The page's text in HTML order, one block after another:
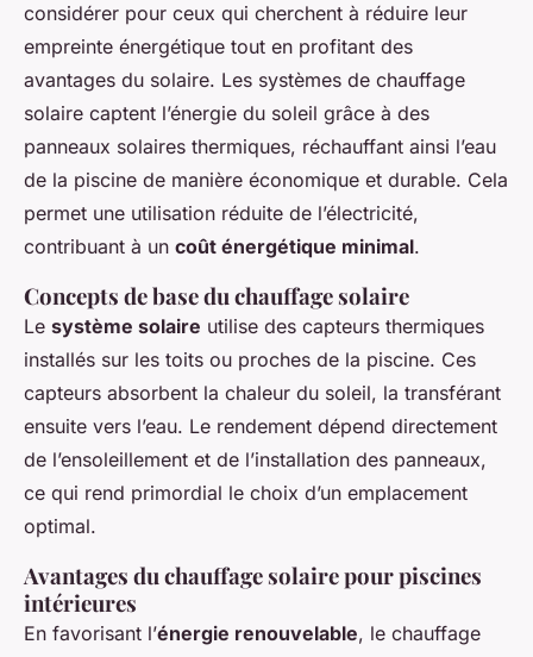
considérer pour ceux qui cherchent à réduire leur
empreinte énergétique tout en profitant des
avantages du solaire. Les systèmes de chauffage
solaire captent l’énergie du soleil grâce à des
panneaux solaires thermiques, réchauffant ainsi l’eau
de la piscine de manière économique et durable. Cela
permet une utilisation réduite de l’électricité,
contribuant à un coût énergétique minimal.
Concepts de base du chauffage solaire
Le système solaire utilise des capteurs thermiques
installés sur les toits ou proches de la piscine. Ces
capteurs absorbent la chaleur du soleil, la transférant
ensuite vers l’eau. Le rendement dépend directement
de l’ensoleillement et de l’installation des panneaux,
ce qui rend primordial le choix d’un emplacement
optimal.
Avantages du chauffage solaire pour piscines
intérieures
En favorisant l’énergie renouvelable, le chauffage